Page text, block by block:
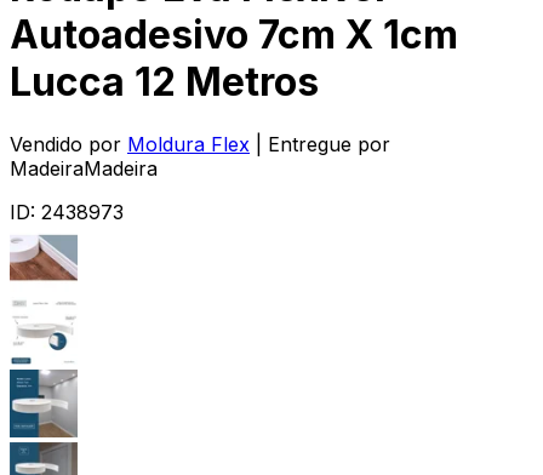
Autoadesivo 7cm X 1cm
Lucca 12 Metros
Vendido por Moldura Flex
| Entregue por
MadeiraMadeira
ID: 2438973